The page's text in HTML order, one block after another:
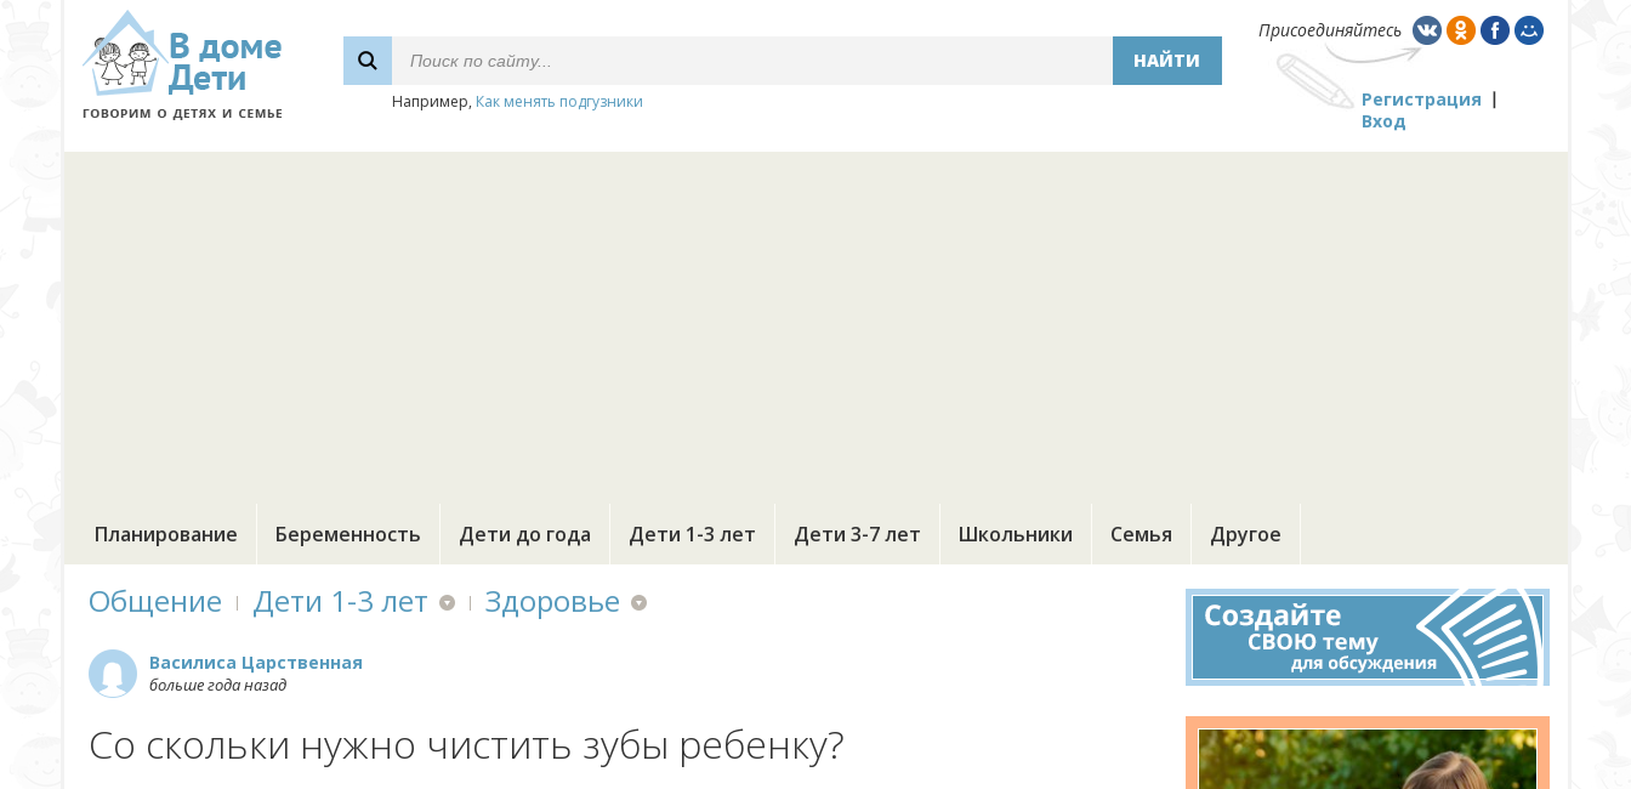
НАЙТИ
Например, Как менять подгузники
Присоединяйтесь
Регистрация
Вход
Планирование Беременность Дети до года Дети 1-3 лет Дети 3-7 лет Школьники Семья Другое
Общение Дети 1-3 лет Здоровье
Василиса Царственная
больше года назад
Со скольки нужно чистить зубы ребенку?